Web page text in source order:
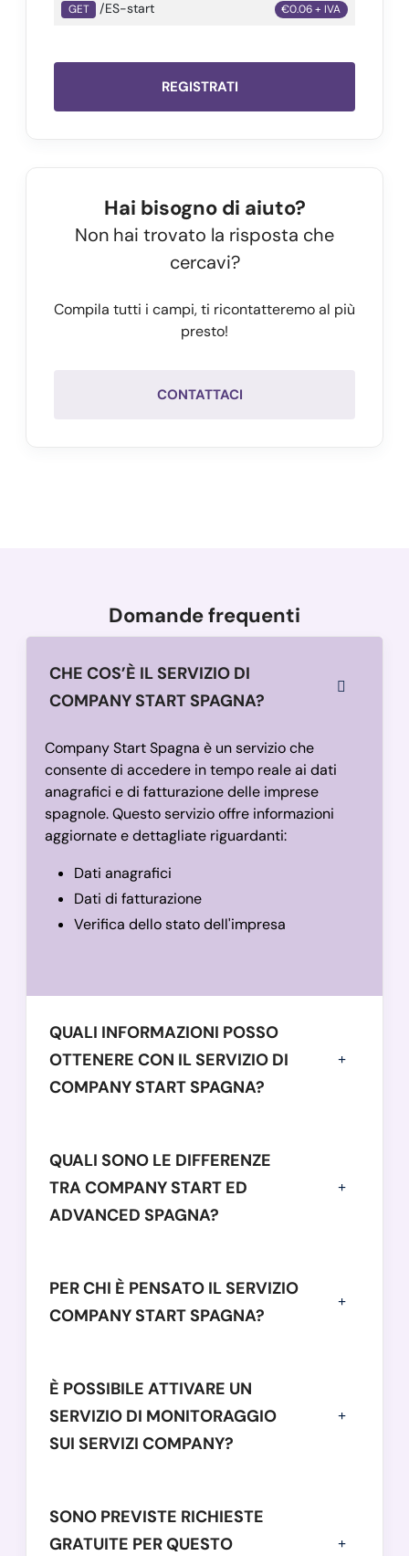
GET /ES-start €0.06 + IVA
REGISTRATI
Hai bisogno di aiuto?
Non hai trovato la risposta che
cercavi?
Compila tutti i campi, ti ricontatteremo al più
presto!
CONTATTACI
Domande frequenti
CHE COS’È IL SERVIZIO DI
COMPANY START SPAGNA?
Company Start Spagna è un servizio che
consente di accedere in tempo reale ai dati
anagrafici e di fatturazione delle imprese
spagnole. Questo servizio offre informazioni
aggiornate e dettagliate riguardanti:
Dati anagrafici
Dati di fatturazione
Verifica dello stato dell'impresa
QUALI INFORMAZIONI POSSO
OTTENERE CON IL SERVIZIO DI
COMPANY START SPAGNA?
QUALI SONO LE DIFFERENZE
TRA COMPANY START ED
ADVANCED SPAGNA?
PER CHI È PENSATO IL SERVIZIO
COMPANY START SPAGNA?
È POSSIBILE ATTIVARE UN
SERVIZIO DI MONITORAGGIO
SUI SERVIZI COMPANY?
SONO PREVISTE RICHIESTE
GRATUITE PER QUESTO